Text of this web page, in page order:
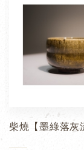
柴燒【墨綠落灰